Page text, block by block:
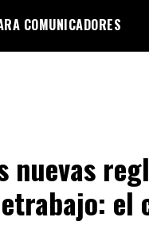
COMUNICADORES
nuevas
el